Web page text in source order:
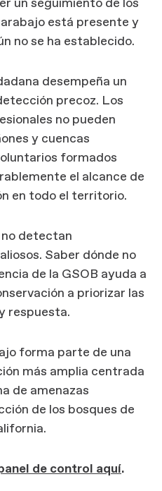
está presente y
no se ha establecido.
desempeña un
precoz. Los
no pueden
y cuencas
formados
el alcance de
en todo el territorio.
detectan
Saber dónde no
de la GSOB ayuda a
a priorizar las
respuesta.
forma parte de una
más amplia centrada
de amenazas
de los bosques de
de control aquí.